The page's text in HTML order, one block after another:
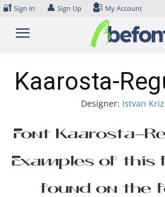
Skip
content
🔐 Sign In 👤 Sign Up My Account
Kaarosta-
Designer: Istvan
Font Kaarosta-
Examples of this
found on the